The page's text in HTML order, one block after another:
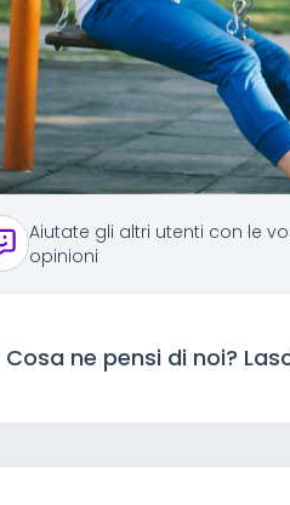
Aiutate gli altri utenti con le
opinioni
Cosa ne pensi di noi?